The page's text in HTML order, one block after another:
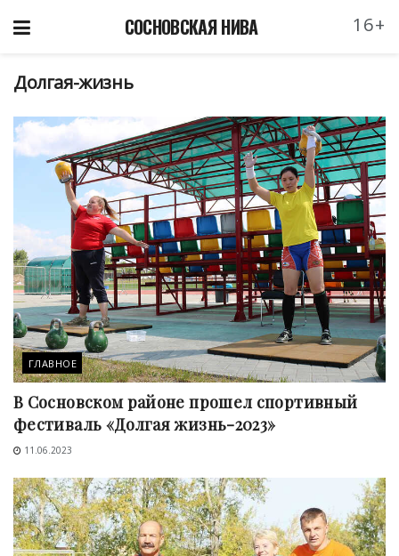
СОСНОВСКАЯ НИВА 16+
Долгая-жизнь
ГЛАВНОЕ
В Сосновском районе прошел спортивный
фестиваль «Долгая жизнь-2023»
11.06.2023